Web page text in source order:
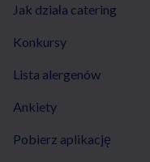
Jak działa catering
Konkursy
Lista alergenów
Ankiety
Pobierz aplikację